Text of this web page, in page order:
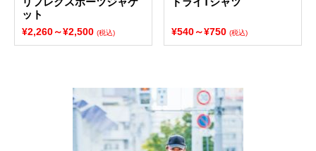
ット
¥2,260～¥2,500 (税込) ¥540～¥750(税込)